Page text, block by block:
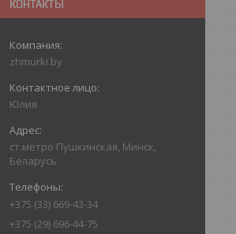
КОНТАКТЫ
zhmurki.by
Юлия
ст.метро Пушкинская, Минск,
Беларусь
+375 (33) 669-43-34
+375 (29) 696-44-75